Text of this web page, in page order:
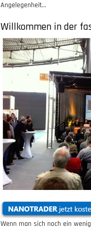
Angelegenheit…
Willkommen in der
Wenn man sich noch ein